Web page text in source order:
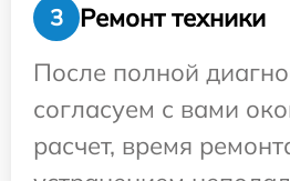
3
Ремонт техники
После полной
согласуем с вами
расчет, время